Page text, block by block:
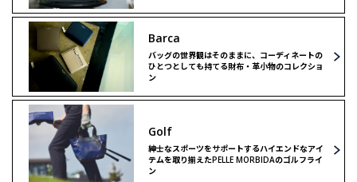
Barca
バッグの世界観はそのままに、コーディネートの
ひとつとしても持てる財布・革小物のコレクショ
ン
Golf
紳士なスポーツをサポートするハイエンドなアイ
テムを取り揃えたPELLE MORBIDAのゴルフライ
ン